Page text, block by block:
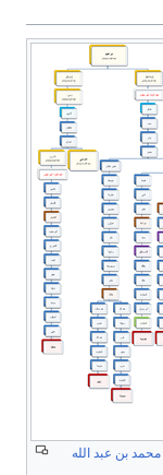
محمد بن عبد الله